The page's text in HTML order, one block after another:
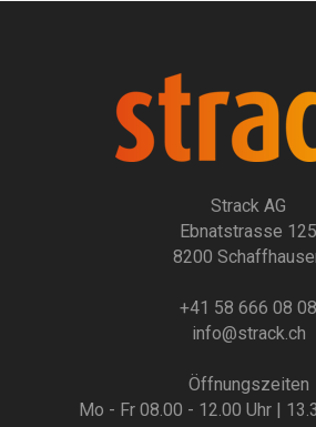
Strack AG
Ebnatstrasse 125
8200
+41 58 666 08 08
info@strack.ch
Öffnungszeiten
Mo - Fr 08.00 - 12.00 Uhr |